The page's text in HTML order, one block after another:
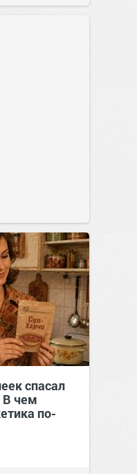
спасал
В чем
по-